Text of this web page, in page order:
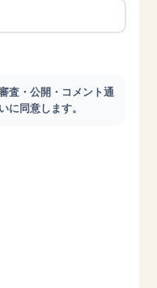
査・公開・コメント通
に同意します。